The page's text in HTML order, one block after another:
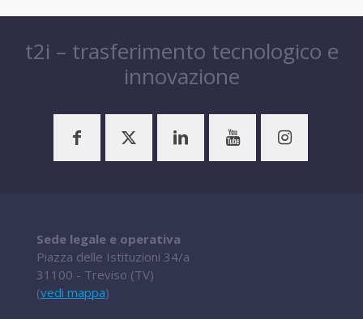
t2i – trasferimento tecnologico e
innovazione
Sede legale e operativa
Piazza delle Istituzioni 34/a
31100 - Treviso (TV)
(vedi mappa)